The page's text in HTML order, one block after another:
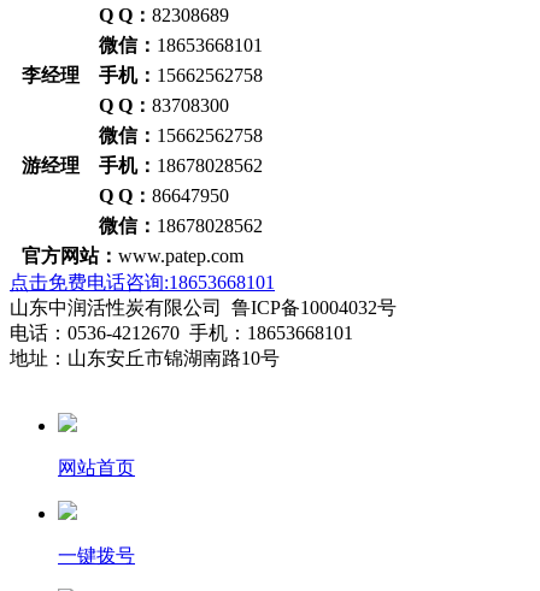
Q Q： 82308689
微信： 18653668101
李经理 手机： 15662562758
Q Q： 83708300
微信： 15662562758
游经理 手机： 18678028562
Q Q： 86647950
微信： 18678028562
官方网站： www.patep.com
点击免费电话咨询:18653668101
山东中润活性炭有限公司 鲁ICP备10004032号
电话：0536-4212670 手机：18653668101
地址：山东安丘市锦湖南路10号
网站首页
一键拨号